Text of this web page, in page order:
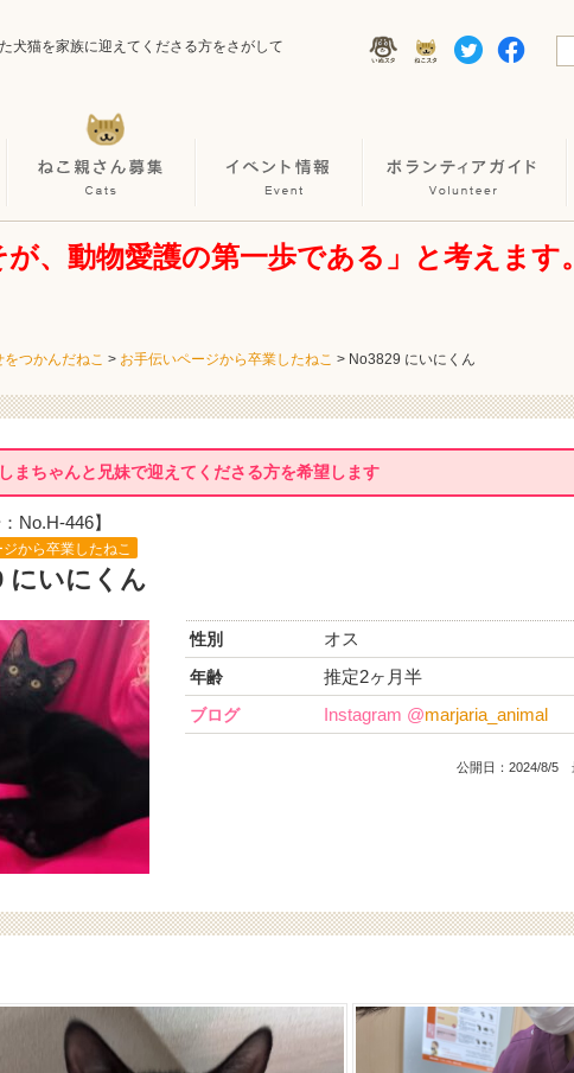
犬猫を家族に迎えてくださる方をさがして
、動物愛護の第一歩である」と考えます。
をつかんだねこ > お手伝いページから卒業したねこ > No3829 にいにくん
まちゃんと兄妹で迎えてくださる方を希望します
No.H-446】
から卒業したねこ
にいにくん
性別 オス
年齢 推定2ヶ月半
ブログ Instagram @marjaria_animal
公開日： 2024/8/5